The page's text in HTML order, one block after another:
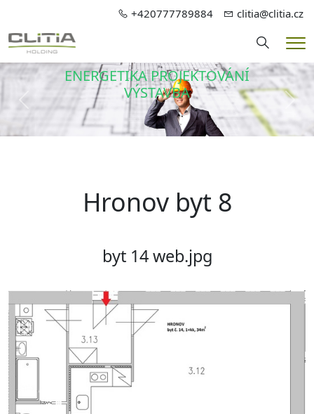
+420777789884 clitia@clitia.cz
Hledání
ENERGETIKA PROJEKTOVÁNÍ
VÝSTAVBA
Předchozí
Hronov byt 8
byt 14 web.jpg